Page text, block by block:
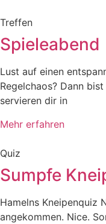
Treffen
Spieleabend
Lust auf einen
Regelchaos? Dann
servieren dir in
Mehr erfahren
Quiz
Sumpfe
Hamelns Kneipenquiz
angekommen. Nice.